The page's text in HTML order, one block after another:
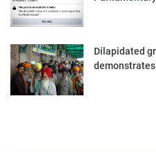
Dilapidated